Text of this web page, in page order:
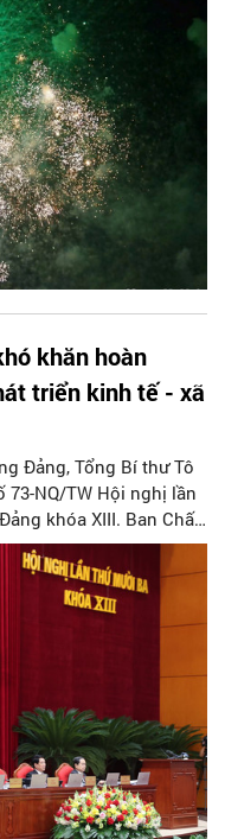
khăn hoàn
triển kinh tế - xã
Đảng, Tổng Bí thư Tô
NQ/TW Hội nghị lần
khóa XIII. Ban Chấp
toàn dân, toàn quân
nhất, nỗ lực vượt qua
thắng lợi nhiệm vụ
tổ chức thành công đại
thứ XIV của Đảng.